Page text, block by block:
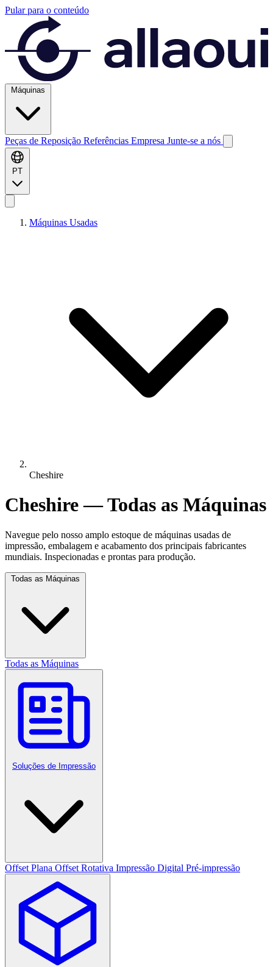
Pular para o conteúdo
Máquinas
Peças de Reposição Referências Empresa Junte-se a nós
PT
Máquinas Usadas
Cheshire
Cheshire — Todas as Máquinas
Navegue pelo nosso amplo estoque de máquinas usadas de
impressão, embalagem e acabamento dos principais fabricantes
mundiais. Inspecionadas e prontas para produção.
Todas as Máquinas
Todas as Máquinas
Soluções de Impressão
Offset Plana Offset Rotativa Impressão Digital Pré-impressão